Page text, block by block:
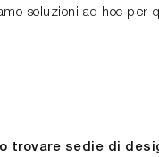
trovare sedie di
soluzioni ad hoc per